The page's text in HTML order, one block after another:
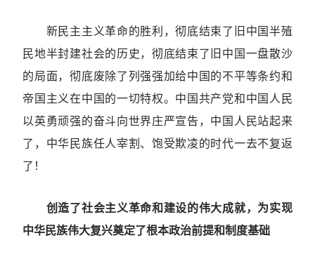
新民主主义革命的胜利，彻底结束了旧中国半殖
民地半封建社会的历史，彻底结束了旧中国一盘散沙
的局面，彻底废除了列强强加给中国的不平等条约和
帝国主义在中国的一切特权。中国共产党和中国人民
以英勇顽强的奋斗向世界庄严宣告，中国人民站起来
了，中华民族任人宰割、饱受欺凌的时代一去不复返
了！
创造了社会主义革命和建设的伟大成就，为实现
中华民族伟大复兴奠定了根本政治前提和制度基础